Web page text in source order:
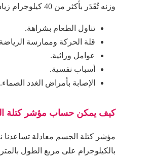
وزنه تُقَدَر بأكثر من 40 كيلوجرام زيادة عن وزنه المثالي. ومن العوامل المؤدية إلى الإصابة بالسمنة المفرطة:
تناول الطعام بشراهة.
قلة الحركة وممارسة
عوامل وراثية.
أسباب نفسية.
الإصابة بأمراض الغدد الصماء.
كيف يمكن حساب مؤشر كتلة
مؤشر كتلة الجسم معادلة